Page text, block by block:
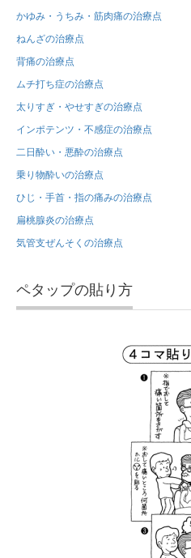
かゆみ・うちみ・筋肉痛の治療点
ねんざの治療点
背痛の治療点
ムチ打ち症の治療点
太りすぎ・やせすぎの治療点
インポテンツ・不感症の治療点
二日酔い・悪酔の治療点
乗り物酔いの治療点
ひじ・手首・指の痛みの治療点
扁桃腺炎の治療点
気管支ぜんそくの治療点
ペタップの貼り方